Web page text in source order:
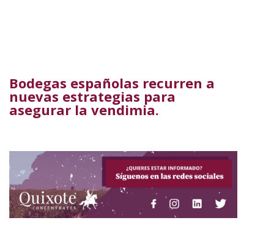
Bodegas españolas recurren a
nuevas estrategias para
asegurar la vendimia.